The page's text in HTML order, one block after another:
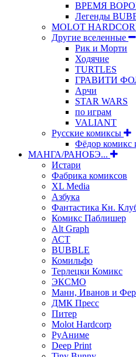
ВРЕМЯ
Легенды
MOLOT
Другие вселенные
Рик и Морти
Ходячие
TURTLES
ГРАВИТИ
Арчи
STAR WARS
по играм
VALIANT
Русские комиксы
Фёдор комикс
МАНГА/РАНОБЭ...
Истари
Фабрика комиксов
XL Media
Азбука
Фантастика Кн.
Комикс Паблишер
Alt Graph
АСТ
BUBBLE
Комильфо
Терлецки Комикс
ЭКСМО
Манн, Иванов и
ДМК Пресс
Питер
Molot Hardcorp
РуАниме
Deep Print